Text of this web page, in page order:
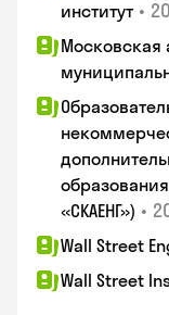
институт •
Московская
«СКАЕНГ») •
Wall Street
Wall Street